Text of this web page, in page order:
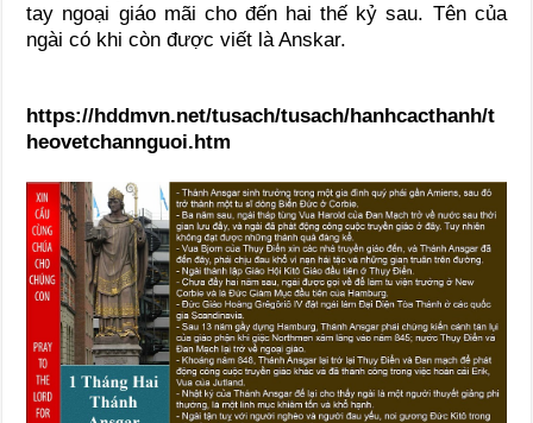
tay ngoại giáo mãi cho đến hai thế kỷ sau. Tên của
ngài có khi còn được viết là Anskar.
https://hddmvn.net/tusach/tusach/hanhcacthanh/t
heovetchannguoi.htm